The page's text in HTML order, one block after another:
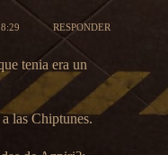
RESPONDER
tenia era un
las Chiptunes.